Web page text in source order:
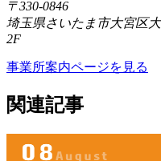
〒330-0846
埼玉県さいたま市大宮区
2F
事業所案内ページを見る
関連記事